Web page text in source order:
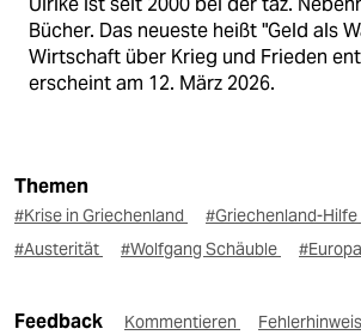
Bücher. Das neueste heißt "Geld als
Wirtschaft über Krieg und Frieden
erscheint am 12. März 2026.
Themen
#Krise in Griechenland #Griechenland-Hilfe
#Austerität
#Wolfgang Schäuble #Europa
Feedback Kommentieren Fehlerhinweis